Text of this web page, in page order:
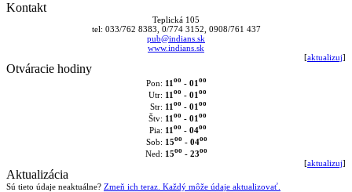
Kontakt
Teplická 105
tel: 033/762 8383, 0/774 3152, 0908/761 437
pub@indians.sk
www.indians.sk
[aktualizuj]
Otváracie hodiny
Pon: 11 oo- 01 oo
Utr: 11 oo- 01 oo
Str: 11 oo- 01 oo
Štv: 11 oo- 01 oo
Pia: 11 oo- 04oo
Sob: 15oo- 04oo
Ned: 15oo- 23oo
[aktualizuj]
Aktualizácia
Sú tieto údaje neaktuálne? Zmeň ich teraz. Každý môže údaje aktualizovať.